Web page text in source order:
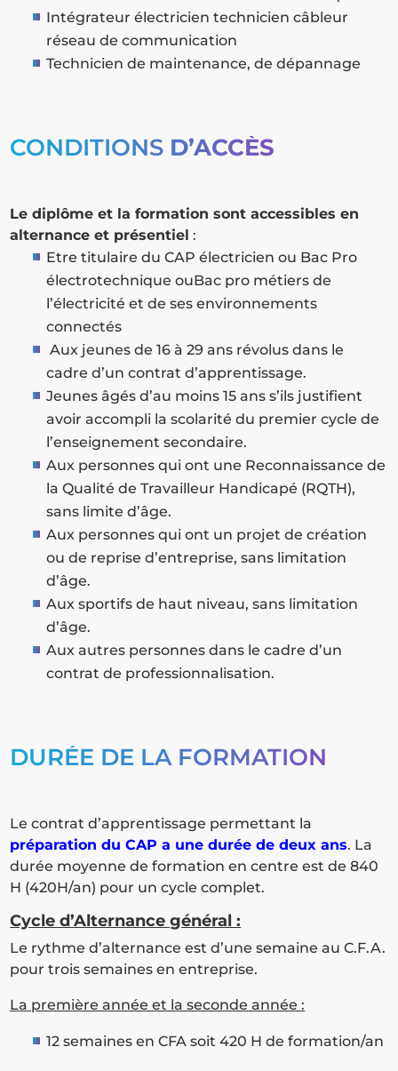
Intégrateur électricien technicien câbleur
réseau de communication
Technicien de maintenance, de dépannage
CONDITIONS D’ACCÈS
Le diplôme et la formation sont accessibles en
alternance et présentiel :
Etre titulaire du CAP électricien ou Bac Pro
électrotechnique ouBac pro métiers de
l’électricité et de ses environnements
connectés
Aux jeunes de 16 à 29 ans révolus dans le
cadre d’un contrat d’apprentissage.
Jeunes âgés d’au moins 15 ans s’ils justifient
avoir accompli la scolarité du premier cycle de
l’enseignement secondaire.
Aux personnes qui ont une Reconnaissance de
la Qualité de Travailleur Handicapé (RQTH),
sans limite d’âge.
Aux personnes qui ont un projet de création
ou de reprise d’entreprise, sans limitation
d’âge.
Aux sportifs de haut niveau, sans limitation
d’âge.
Aux autres personnes dans le cadre d’un
contrat de professionnalisation.
DURÉE DE LA FORMATION
Le contrat d’apprentissage permettant la
préparation du CAP a une durée de deux ans. La
durée moyenne de formation en centre est de 840
H (420H/an) pour un cycle complet.
Cycle d’Alternance général :
Le rythme d’alternance est d’une semaine au C.F.A.
pour trois semaines en entreprise.
La première année et la seconde année :
12 semaines en CFA soit 420 H de formation/an